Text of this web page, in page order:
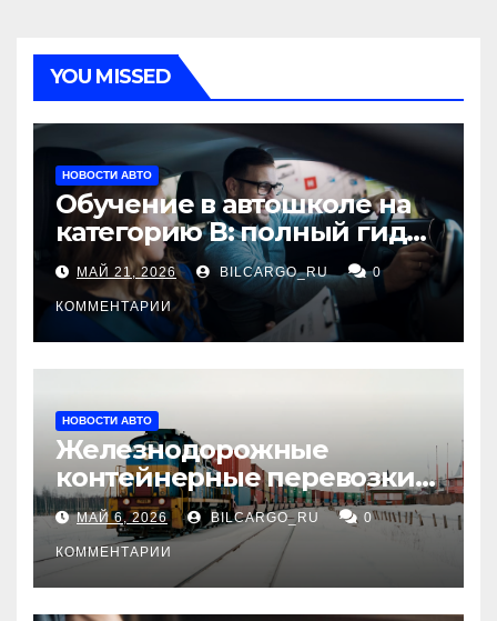
YOU MISSED
НОВОСТИ АВТО
Обучение в автошколе на
категорию В: полный гид
для будущих водителей
МАЙ 21, 2026 BILCARGO_RU 0
КОММЕНТАРИИ
НОВОСТИ АВТО
Железнодорожные
контейнерные перевозки
из Китая в Россию:
маршруты, сроки и
требования
МАЙ 6, 2026 BILCARGO_RU 0
КОММЕНТАРИИ